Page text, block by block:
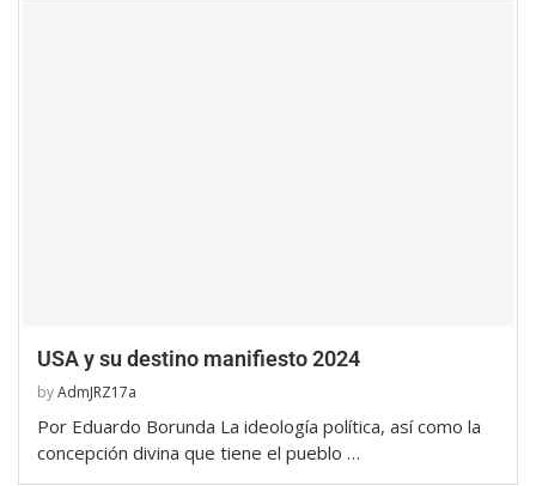
USA y su destino manifiesto 2024
byAdmJRZ17a
Por Eduardo Borunda La ideología política, así como la
concepción divina que tiene el pueblo …